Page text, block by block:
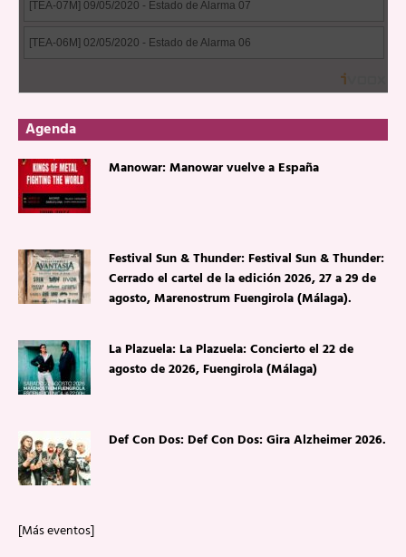
Agenda
Manowar: Manowar vuelve a España
Festival Sun & Thunder: Festival Sun & Thunder:
Cerrado el cartel de la edición 2026, 27 a 29 de
agosto, Marenostrum Fuengirola (Málaga).
La Plazuela: La Plazuela: Concierto el 22 de
agosto de 2026, Fuengirola (Málaga)
Def Con Dos: Def Con Dos: Gira Alzheimer 2026.
[Más eventos]